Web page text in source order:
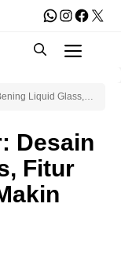
WhatsApp
X
Liquid Glass,
Desain
Fitur